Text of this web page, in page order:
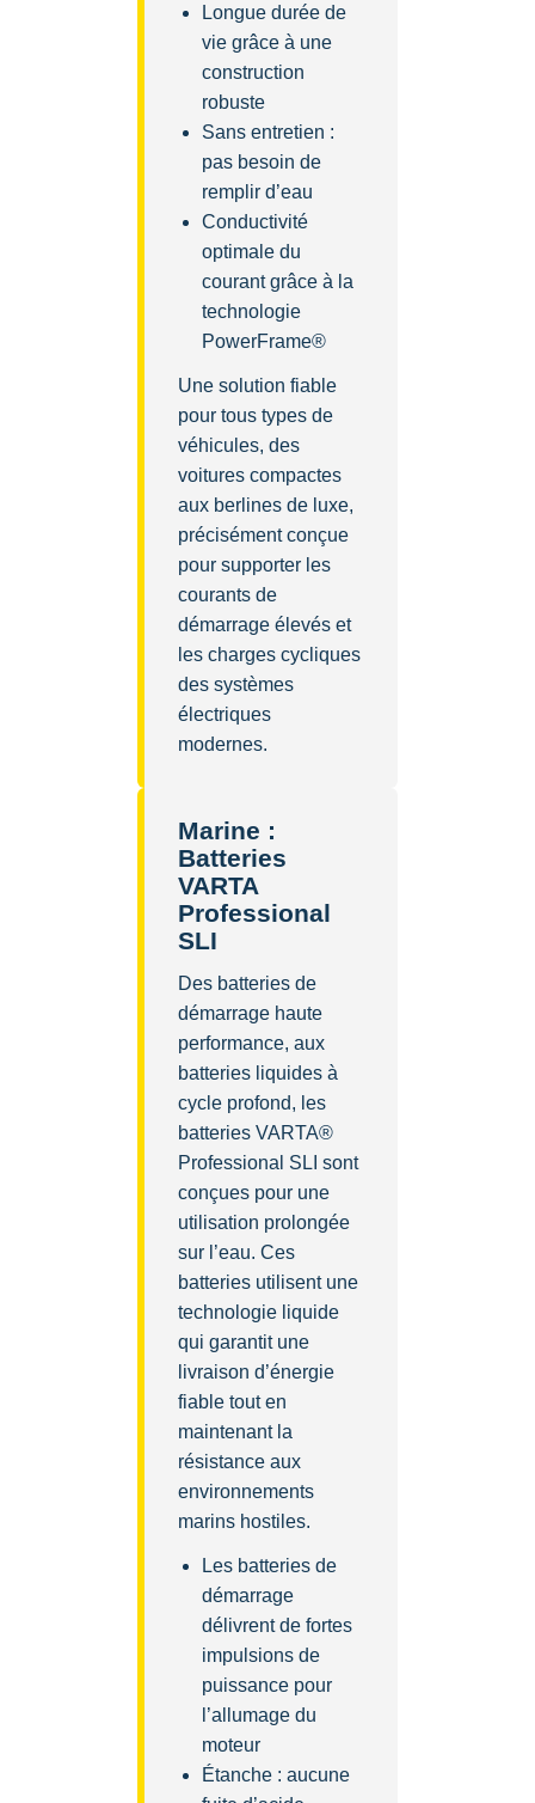
Longue durée de
vie grâce à une
construction
robuste
Sans entretien :
pas besoin de
remplir d’eau
Conductivité
optimale du
courant grâce à la
technologie
PowerFrame®
Une solution fiable
pour tous types de
véhicules, des
voitures compactes
aux berlines de luxe,
précisément conçue
pour supporter les
courants de
démarrage élevés et
les charges cycliques
des systèmes
électriques
modernes.
Marine :
Batteries
VARTA
Professional
SLI
Des batteries de
démarrage haute
performance, aux
batteries liquides à
cycle profond, les
batteries VARTA®
Professional SLI sont
conçues pour une
utilisation prolongée
sur l’eau. Ces
batteries utilisent une
technologie liquide
qui garantit une
livraison d’énergie
fiable tout en
maintenant la
résistance aux
environnements
marins hostiles.
Les batteries de
démarrage
délivrent de fortes
impulsions de
puissance pour
l’allumage du
moteur
Étanche : aucune